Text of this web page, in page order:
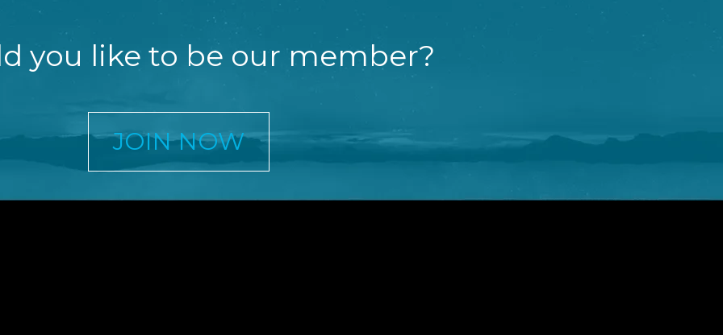
you like to be our member?
JOIN NOW